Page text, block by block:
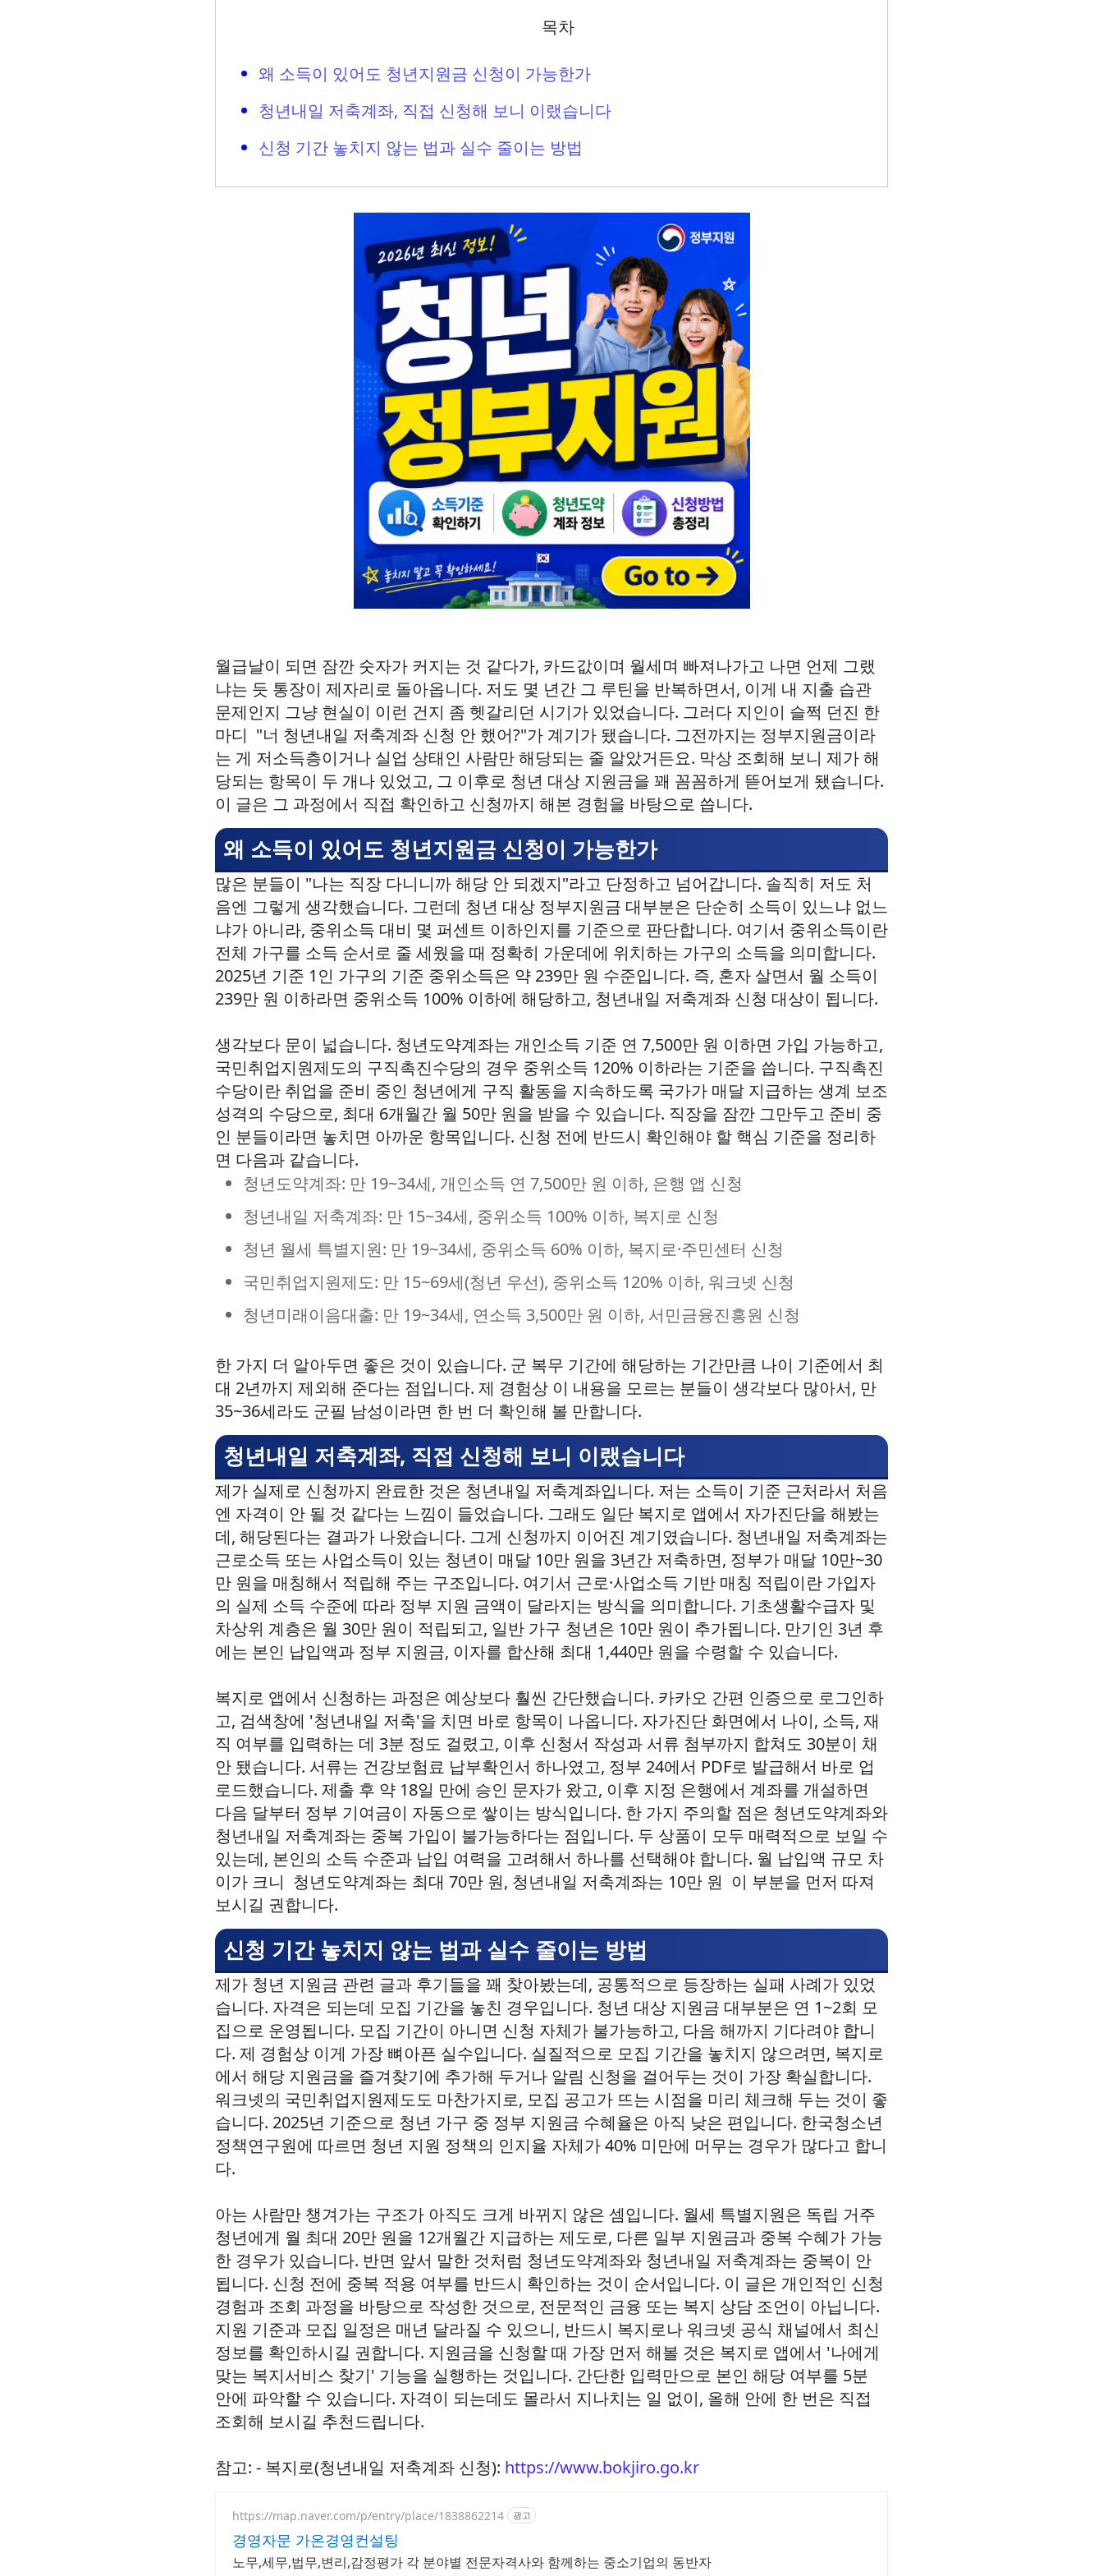
목차
왜 소득이 있어도 청년지원금 신청이 가능한가
청년내일 저축계좌, 직접 신청해 보니 이랬습니다
신청 기간 놓치지 않는 법과 실수 줄이는 방법
월급날이 되면 잠깐 숫자가 커지는 것 같다가, 카드값이며 월세며 빠져나가고 나면 언제 그랬
냐는 듯 통장이 제자리로 돌아옵니다. 저도 몇 년간 그 루틴을 반복하면서, 이게 내 지출 습관
문제인지 그냥 현실이 이런 건지 좀 헷갈리던 시기가 있었습니다. 그러다 지인이 슬쩍 던진 한
마디 "너 청년내일 저축계좌 신청 안 했어?"가 계기가 됐습니다. 그전까지는 정부지원금이라
는 게 저소득층이거나 실업 상태인 사람만 해당되는 줄 알았거든요. 막상 조회해 보니 제가 해
당되는 항목이 두 개나 있었고, 그 이후로 청년 대상 지원금을 꽤 꼼꼼하게 뜯어보게 됐습니다.
이 글은 그 과정에서 직접 확인하고 신청까지 해본 경험을 바탕으로 씁니다.
왜 소득이 있어도 청년지원금 신청이 가능한가
많은 분들이 "나는 직장 다니니까 해당 안 되겠지"라고 단정하고 넘어갑니다. 솔직히 저도 처
음엔 그렇게 생각했습니다. 그런데 청년 대상 정부지원금 대부분은 단순히 소득이 있느냐 없느
냐가 아니라, 중위소득 대비 몇 퍼센트 이하인지를 기준으로 판단합니다. 여기서 중위소득이란
전체 가구를 소득 순서로 줄 세웠을 때 정확히 가운데에 위치하는 가구의 소득을 의미합니다.
2025년 기준 1인 가구의 기준 중위소득은 약 239만 원 수준입니다. 즉, 혼자 살면서 월 소득이
239만 원 이하라면 중위소득 100% 이하에 해당하고, 청년내일 저축계좌 신청 대상이 됩니다.
생각보다 문이 넓습니다. 청년도약계좌는 개인소득 기준 연 7,500만 원 이하면 가입 가능하고,
국민취업지원제도의 구직촉진수당의 경우 중위소득 120% 이하라는 기준을 씁니다. 구직촉진
수당이란 취업을 준비 중인 청년에게 구직 활동을 지속하도록 국가가 매달 지급하는 생계 보조
성격의 수당으로, 최대 6개월간 월 50만 원을 받을 수 있습니다. 직장을 잠깐 그만두고 준비 중
인 분들이라면 놓치면 아까운 항목입니다. 신청 전에 반드시 확인해야 할 핵심 기준을 정리하
면 다음과 같습니다.
청년도약계좌: 만 19~34세, 개인소득 연 7,500만 원 이하, 은행 앱 신청
청년내일 저축계좌: 만 15~34세, 중위소득 100% 이하, 복지로 신청
청년 월세 특별지원: 만 19~34세, 중위소득 60% 이하, 복지로·주민센터 신청
국민취업지원제도: 만 15~69세(청년 우선), 중위소득 120% 이하, 워크넷 신청
청년미래이음대출: 만 19~34세, 연소득 3,500만 원 이하, 서민금융진흥원 신청
한 가지 더 알아두면 좋은 것이 있습니다. 군 복무 기간에 해당하는 기간만큼 나이 기준에서 최
대 2년까지 제외해 준다는 점입니다. 제 경험상 이 내용을 모르는 분들이 생각보다 많아서, 만
35~36세라도 군필 남성이라면 한 번 더 확인해 볼 만합니다.
청년내일 저축계좌, 직접 신청해 보니 이랬습니다
제가 실제로 신청까지 완료한 것은 청년내일 저축계좌입니다. 저는 소득이 기준 근처라서 처음
엔 자격이 안 될 것 같다는 느낌이 들었습니다. 그래도 일단 복지로 앱에서 자가진단을 해봤는
데, 해당된다는 결과가 나왔습니다. 그게 신청까지 이어진 계기였습니다. 청년내일 저축계좌는
근로소득 또는 사업소득이 있는 청년이 매달 10만 원을 3년간 저축하면, 정부가 매달 10만~30
만 원을 매칭해서 적립해 주는 구조입니다. 여기서 근로·사업소득 기반 매칭 적립이란 가입자
의 실제 소득 수준에 따라 정부 지원 금액이 달라지는 방식을 의미합니다. 기초생활수급자 및
차상위 계층은 월 30만 원이 적립되고, 일반 가구 청년은 10만 원이 추가됩니다. 만기인 3년 후
에는 본인 납입액과 정부 지원금, 이자를 합산해 최대 1,440만 원을 수령할 수 있습니다.
복지로 앱에서 신청하는 과정은 예상보다 훨씬 간단했습니다. 카카오 간편 인증으로 로그인하
고, 검색창에 '청년내일 저축'을 치면 바로 항목이 나옵니다. 자가진단 화면에서 나이, 소득, 재
직 여부를 입력하는 데 3분 정도 걸렸고, 이후 신청서 작성과 서류 첨부까지 합쳐도 30분이 채
안 됐습니다. 서류는 건강보험료 납부확인서 하나였고, 정부 24에서 PDF로 발급해서 바로 업
로드했습니다. 제출 후 약 18일 만에 승인 문자가 왔고, 이후 지정 은행에서 계좌를 개설하면
다음 달부터 정부 기여금이 자동으로 쌓이는 방식입니다. 한 가지 주의할 점은 청년도약계좌와
청년내일 저축계좌는 중복 가입이 불가능하다는 점입니다. 두 상품이 모두 매력적으로 보일 수
있는데, 본인의 소득 수준과 납입 여력을 고려해서 하나를 선택해야 합니다. 월 납입액 규모 차
이가 크니 청년도약계좌는 최대 70만 원, 청년내일 저축계좌는 10만 원 이 부분을 먼저 따져
보시길 권합니다.
신청 기간 놓치지 않는 법과 실수 줄이는 방법
제가 청년 지원금 관련 글과 후기들을 꽤 찾아봤는데, 공통적으로 등장하는 실패 사례가 있었
습니다. 자격은 되는데 모집 기간을 놓친 경우입니다. 청년 대상 지원금 대부분은 연 1~2회 모
집으로 운영됩니다. 모집 기간이 아니면 신청 자체가 불가능하고, 다음 해까지 기다려야 합니
다. 제 경험상 이게 가장 뼈아픈 실수입니다. 실질적으로 모집 기간을 놓치지 않으려면, 복지로
에서 해당 지원금을 즐겨찾기에 추가해 두거나 알림 신청을 걸어두는 것이 가장 확실합니다.
워크넷의 국민취업지원제도도 마찬가지로, 모집 공고가 뜨는 시점을 미리 체크해 두는 것이 좋
습니다. 2025년 기준으로 청년 가구 중 정부 지원금 수혜율은 아직 낮은 편입니다. 한국청소년
정책연구원에 따르면 청년 지원 정책의 인지율 자체가 40% 미만에 머무는 경우가 많다고 합니
다.
아는 사람만 챙겨가는 구조가 아직도 크게 바뀌지 않은 셈입니다. 월세 특별지원은 독립 거주
청년에게 월 최대 20만 원을 12개월간 지급하는 제도로, 다른 일부 지원금과 중복 수혜가 가능
한 경우가 있습니다. 반면 앞서 말한 것처럼 청년도약계좌와 청년내일 저축계좌는 중복이 안
됩니다. 신청 전에 중복 적용 여부를 반드시 확인하는 것이 순서입니다. 이 글은 개인적인 신청
경험과 조회 과정을 바탕으로 작성한 것으로, 전문적인 금융 또는 복지 상담 조언이 아닙니다.
지원 기준과 모집 일정은 매년 달라질 수 있으니, 반드시 복지로나 워크넷 공식 채널에서 최신
정보를 확인하시길 권합니다. 지원금을 신청할 때 가장 먼저 해볼 것은 복지로 앱에서 '나에게
맞는 복지서비스 찾기' 기능을 실행하는 것입니다. 간단한 입력만으로 본인 해당 여부를 5분
안에 파악할 수 있습니다. 자격이 되는데도 몰라서 지나치는 일 없이, 올해 안에 한 번은 직접
조회해 보시길 추천드립니다.
참고: - 복지로(청년내일 저축계좌 신청): https://www.bokjiro.go.kr
https://map.naver.com/p/entry/place/1838862214 광고
경영자문 가온경영컨설팅
노무,세무,법무,변리,감정평가 각 분야별 전문자격사와 함께하는 중소기업의 동반자